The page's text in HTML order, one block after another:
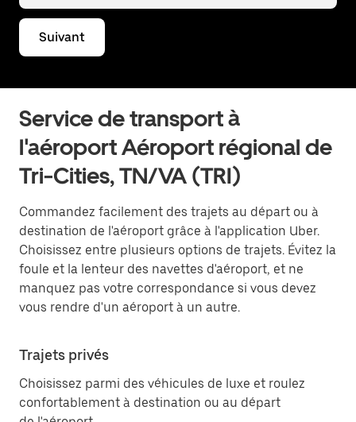
Suivant
Service de transport à
l'aéroport Aéroport régional de
Tri-Cities, TN/VA (TRI)
Commandez facilement des trajets au départ ou à
destination de l'aéroport grâce à l'application Uber.
Choisissez entre plusieurs options de trajets. Évitez la
foule et la lenteur des navettes d'aéroport, et ne
manquez pas votre correspondance si vous devez
vous rendre d'un aéroport à un autre.
Trajets privés
Choisissez parmi des véhicules de luxe et roulez
confortablement à destination ou au départ